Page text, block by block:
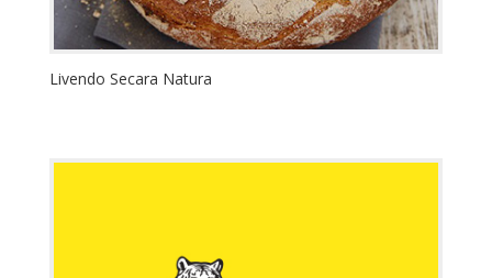
Livendo Secara Natura